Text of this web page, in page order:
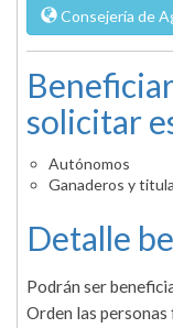
Consejería de
solicitar
Autónomos
Ganaderos y
Detalle
Podrán ser
Orden las